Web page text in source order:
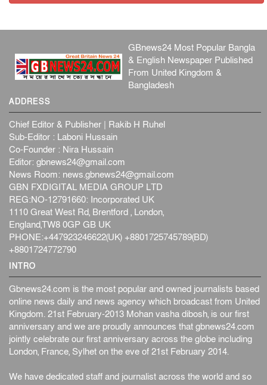
GBnews24 Most Popular Bangla
& English Newspaper Published
From United Kingdom &
Bangladesh
ADDRESS
Chief Editor & Publisher | Rakib H Ruhel
Sub-Editor : Laboni Hussain
Co-Founder : Nira Hussain
Editor: gbnews24@gmail.com
News Room: news.gbnews24@gmail.com
GBN FXDIGITAL MEDIA GROUP LTD
REG:NO-12791660: Incorporated UK
1110 Great West Rd, Brentford , London,
England,TW8 0GP GB UK
PHONE:+447923246622(UK) +8801725745789(BD)
+8801724772790
INTRO
Gbnews24.com is the most popular and owned journalists based
online news daily and news agency which broadcast from United
Kingdom. 21st February-2013 Mohan vasha dibosh, is our first
anniversary and we are proudly announces that gbnews24.com
jointly celebrate our first anniversary across the globe including
London, France, Sylhet on the eve of 21st February 2014.
We have dedicated staff and journalist across the world and so